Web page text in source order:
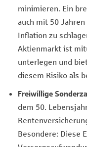
minimieren. Ein
auch mit 50
Inflation zu
Aktienmarkt ist
unterlegen und
diesem Risiko als
Freiwillige
dem 50.
Besondere: Diese